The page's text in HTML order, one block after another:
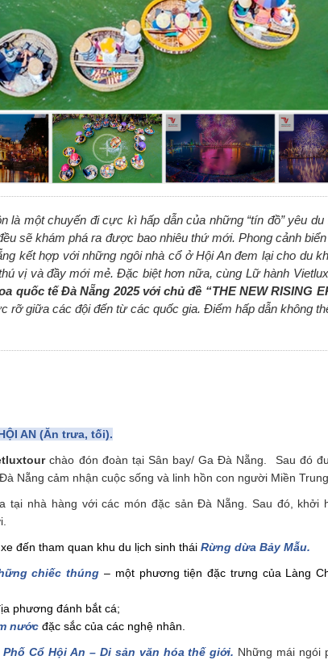
là một chuyến đi cực kì hấp dẫn của những “tín đồ” yêu du
sẽ khám phá ra được bao nhiêu thứ mới. Phong cảnh
kết hợp với những ngôi nhà cổ ở Hội An đem lại cho du
vị và đầy mới mẻ. Đặc biệt hơn nữa, cùng Lữ hành
quốc tế Đà Nẵng 2025 với chủ đề “THE NEW RISING
rỡ giữa các đội đến từ các quốc gia. Điểm hấp dẫn không
AN (Ăn trưa, tối).
chào đón đoàn tại Sân bay/ Ga Đà Nẵng. Sau đó
Nẵng cảm nhận cuộc sống và linh hồn con người Miền Trung.
tại nhà hàng với các món đặc sản Đà Nẵng. Sau đó, khởi
đến tham quan khu du lịch sinh thái Rừng dừa Bảy Mẫu.
chiếc thúng – một phương tiện đặc trưng của Làng
phương đánh bắt cá;
nước đặc sắc của các nghệ nhân.
Phố Cổ Hội An – Di sản văn hóa thế giới. Những mái ngói